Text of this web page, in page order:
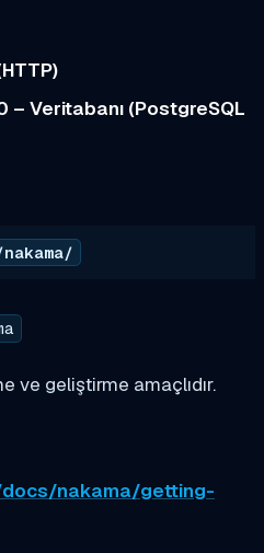
Veritabanı (PostgreSQL
ve geliştirme amaçlıdır.
nakama/getting-